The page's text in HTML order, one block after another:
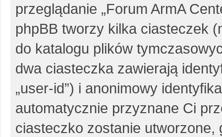
przeglądanie „Forum ArmA
phpBB tworzy kilka ciasteczek
do katalogu plików
dwa ciasteczka zawierają
„user-id”) i anonimowy
automatycznie przyznane Ci
ciasteczko zostanie